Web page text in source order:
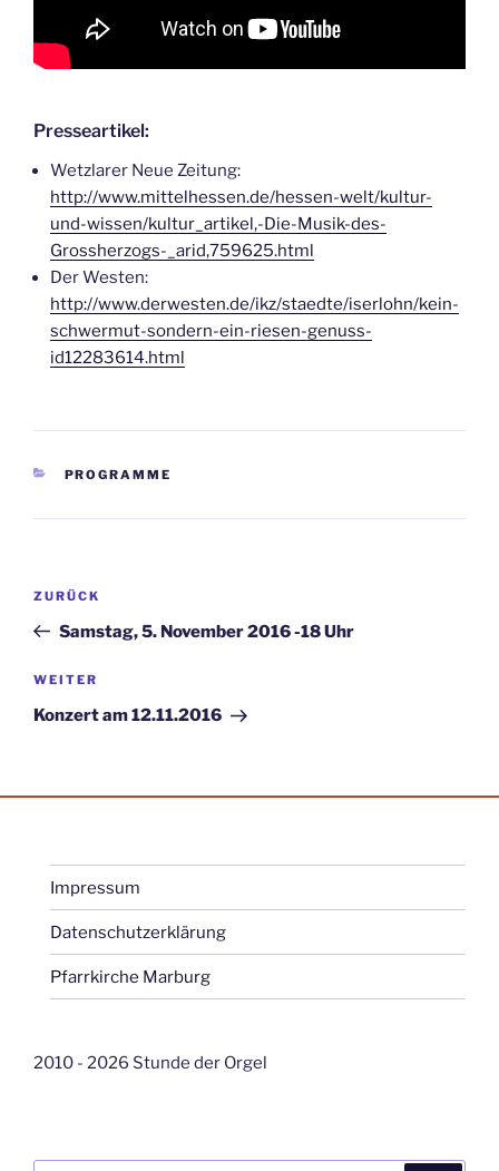
Presseartikel:
Wetzlarer Neue Zeitung:
http://www.mittelhessen.de/hessen-welt/kultur-
und-wissen/kultur_artikel,-Die-Musik-des-
Grossherzogs-_arid,759625.html
Der Westen:
http://www.derwesten.de/ikz/staedte/iserlohn/kein-
schwermut-sondern-ein-riesen-genuss-
id12283614.html
KATEGORIEN
PROGRAMME
Beitragsnavigation
Vorheriger
Beitrag
ZURÜCK
Samstag, 5. November 2016 -18 Uhr
Nächster
Beitrag
WEITER
Konzert am 12.11.2016
Impressum
Datenschutzerklärung
Pfarrkirche Marburg
2010 - 2026 Stunde der Orgel